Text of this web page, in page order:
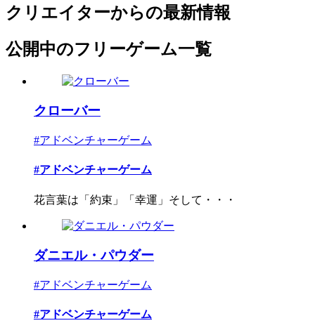
クリエイターからの最新情報
公開中のフリーゲーム一覧
クローバー
#アドベンチャーゲーム
#アドベンチャーゲーム
花言葉は「約束」「幸運」そして・・・
ダニエル・パウダー
#アドベンチャーゲーム
#アドベンチャーゲーム